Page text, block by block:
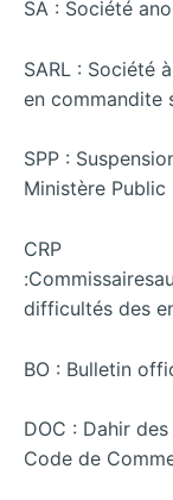
SA : Société
SARL : Société
en commandite
SPP :
Ministère Public
CRP
difficultés des
BO : Bulletin
DOC : Dahir
Code de